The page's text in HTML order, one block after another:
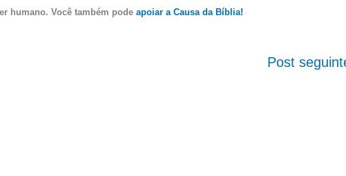
humano. Você também podeapoiar a Causa da Bíblia!
Post